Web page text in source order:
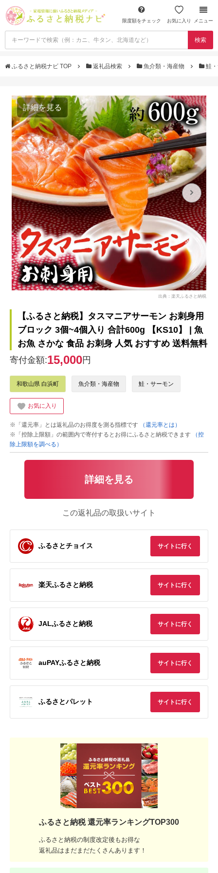
限度額をチェック お気に入り メニュー
検索
ふるさと納税ナビ TOP 返礼品検索 魚介類・海産物 鮭
詳細を見る
出典：楽天ふるさと納税
【ふるさと納税】タスマニアサーモン お刺身用
ブロック 3個~4個入り 合計600g 【KS10】 | 魚
お魚 さかな 食品 お刺身 人気 おすすめ 送料無料
寄付金額:15,000円
和歌山県 白浜町 魚介類・海産物 鮭・サーモン
お気に入り
※「還元率」とは返礼品のお得度を測る指標です
（還元率とは）
※「控除上限額」の範囲内で寄付するとお得にふるさと納税できます
（控
除上限額を調べる）
詳細を見る
この返礼品の取扱いサイト
ふるさとチョイス サイトに行く
楽天ふるさと納税 サイトに行く
JALふるさと納税 サイトに行く
auPAYふるさと納税 サイトに行く
ふるさとパレット サイトに行く
ふるさと納税 還元率ランキングTOP300
ふるさと納税の制度改定後もお得な
返礼品はまだまだたくさんあります！